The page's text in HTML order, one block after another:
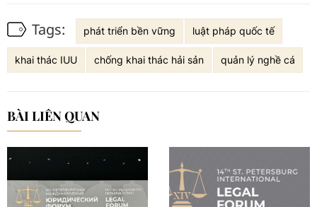
Tags: phát triển bền vững luật pháp quốc tế
khai thác IUU chống khai thác hải sản quản lý nghề cá
BÀI LIÊN QUAN